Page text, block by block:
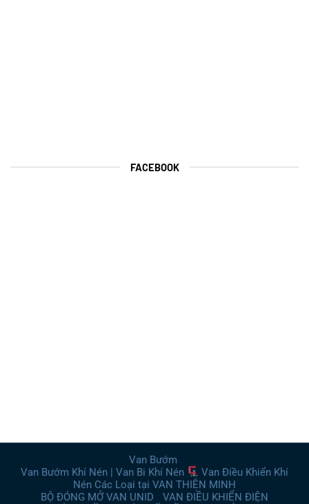
FACEBOOK
Van Bướm
Van Bướm Khí Nén | Van Bi Khí Nén
Van Điều Khiển Khí
Nén Các Loại tại VAN THIÊN MINH
BỘ ĐÓNG MỞ VAN UNID
VAN ĐIỀU KHIỂN ĐIỆN